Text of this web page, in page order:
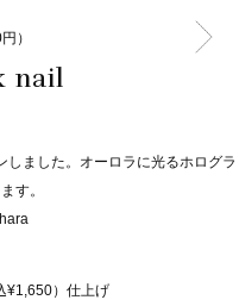
）
nail
ました。オーロラに光るホログラ
す。
¥1,650）仕上げ